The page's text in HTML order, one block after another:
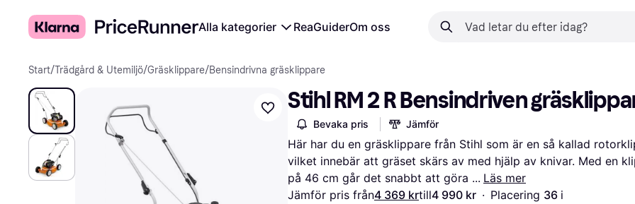
Alla kategorier ReaGuiderOm oss
Start/Trädgård & Utemiljö/Gräsklippare/Bensindrivna gräsklippare
Stihl RM 2 R Bensindriven
Bevaka pris Jämför
Här har du en gräsklippare från Stihl som är en så kallad
vilket innebär att gräset skärs av med hjälp av knivar. Med en
på 46 cm går det snabbt att göra
Läs mer
Jämför pris från4 369 krtill4 990 kr · Placering 36 i